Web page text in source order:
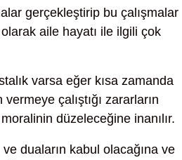
gerçekleştirip bu çalışmalar
aile hayatı ile ilgili çok
varsa eğer kısa zamanda
çalıştığı zararların
düzeleceğine inanılır.
duaların kabul olacağına ve